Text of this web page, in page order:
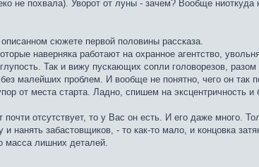
не похвала). Уворот от луны - зачем? Вообще
сюжете первой половины рассказа.
наверняка работают на охранное агентство,
Так и вижу пускающих сопли головорезов,
малейших проблем. И вообще не понятно, чего он так
от места старта. Ладно, спишем на эксцентричность и
отсутствует, то у Вас он есть. И его даже много.
забастовщиков, - то как-то мало, и концовка
масса лишних деталей.